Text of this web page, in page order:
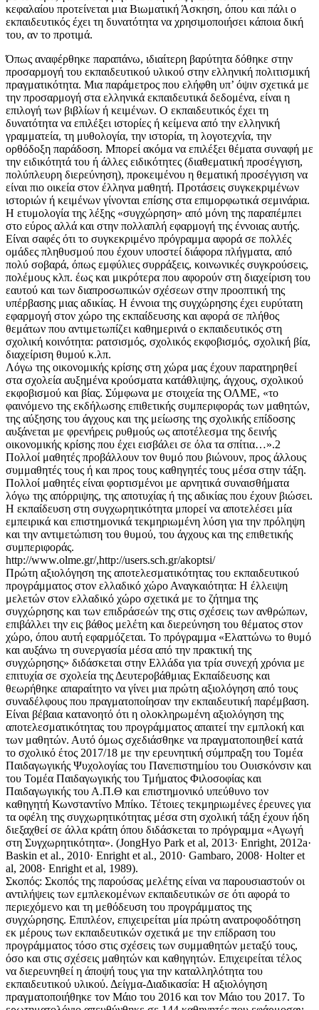
κεφαλαίου προτείνεται μια Βιωματική Άσκηση, όπου και πάλι ο
εκπαιδευτικός έχει τη δυνατότητα να χρησιμοποιήσει κάποια δική
του, αν το προτιμά.
Όπως αναφέρθηκε παραπάνω, ιδιαίτερη βαρύτητα δόθηκε στην
προσαρμογή του εκπαιδευτικού υλικού στην ελληνική πολιτισμική
πραγματικότητα. Μια παράμετρος που ελήφθη υπ’ όψιν σχετικά με
την προσαρμογή στα ελληνικά εκπαιδευτικά δεδομένα, είναι η
επιλογή των βιβλίων ή κειμένων. Ο εκπαιδευτικός έχει τη
δυνατότητα να επιλέξει ιστορίες ή κείμενα από την ελληνική
γραμματεία, τη μυθολογία, την ιστορία, τη λογοτεχνία, την
ορθόδοξη παράδοση. Μπορεί ακόμα να επιλέξει θέματα συναφή με
την ειδικότητά του ή άλλες ειδικότητες (διαθεματική προσέγγιση,
πολύπλευρη διερεύνηση), προκειμένου η θεματική προσέγγιση να
είναι πιο οικεία στον έλληνα μαθητή. Προτάσεις συγκεκριμένων
ιστοριών ή κειμένων γίνονται επίσης στα επιμορφωτικά σεμινάρια.
Η ετυμολογία της λέξης «συγχώρηση» από μόνη της παραπέμπει
στο εύρος αλλά και στην πολλαπλή εφαρμογή της έννοιας αυτής.
Είναι σαφές ότι το συγκεκριμένο πρόγραμμα αφορά σε πολλές
ομάδες πληθυσμού που έχουν υποστεί διάφορα πλήγματα, από
πολύ σοβαρά, όπως εμφύλιες συρράξεις, κοινωνικές συγκρούσεις,
πολέμους κλπ. έως και μικρότερα που αφορούν στη διαχείριση του
εαυτού και των διαπροσωπικών σχέσεων στην προοπτική της
υπέρβασης μιας αδικίας. Η έννοια της συγχώρησης έχει ευρύτατη
εφαρμογή στον χώρο της εκπαίδευσης και αφορά σε πλήθος
θεμάτων που αντιμετωπίζει καθημερινά ο εκπαιδευτικός στη
σχολική κοινότητα: ρατσισμός, σχολικός εκφοβισμός, σχολική βία,
διαχείριση θυμού κ.λπ.
Λόγω της οικονομικής κρίσης στη χώρα μας έχουν παρατηρηθεί
στα σχολεία αυξημένα κρούσματα κατάθλιψης, άγχους, σχολικού
εκφοβισμού και βίας. Σύμφωνα με στοιχεία της ΟΛΜΕ, «το
φαινόμενο της εκδήλωσης επιθετικής συμπεριφοράς των μαθητών,
της αύξησης του άγχους και της μείωσης της σχολικής επίδοσης
αυξάνεται με φρενήρεις ρυθμούς ως αποτέλεσμα της δεινής
οικονομικής κρίσης που έχει εισβάλει σε όλα τα σπίτια…».2
Πολλοί μαθητές προβάλλουν τον θυμό που βιώνουν, προς άλλους
συμμαθητές τους ή και προς τους καθηγητές τους μέσα στην τάξη.
Πολλοί μαθητές είναι φορτισμένοι με αρνητικά συναισθήματα
λόγω της απόρριψης, της αποτυχίας ή της αδικίας που έχουν βιώσει.
Η εκπαίδευση στη συγχωρητικότητα μπορεί να αποτελέσει μία
εμπειρικά και επιστημονικά τεκμηριωμένη λύση για την πρόληψη
και την αντιμετώπιση του θυμού, του άγχους και της επιθετικής
συμπεριφοράς.
http://www.olme.gr/,http://users.sch.gr/akoptsi/
Πρώτη αξιολόγηση της αποτελεσματικότητας του εκπαιδευτικού
προγράμματος στον ελλαδικό χώρο Αναγκαιότητα: Η έλλειψη
μελετών στον ελλαδικό χώρο σχετικά με το ζήτημα της
συγχώρησης και των επιδράσεών της στις σχέσεις των ανθρώπων,
επιβάλλει την εις βάθος μελέτη και διερεύνηση του θέματος στον
χώρο, όπου αυτή εφαρμόζεται. Το πρόγραμμα «Ελαττώνω το θυμό
και αυξάνω τη συνεργασία μέσα από την πρακτική της
συγχώρησης» διδάσκεται στην Ελλάδα για τρία συνεχή χρόνια με
επιτυχία σε σχολεία της Δευτεροβάθμιας Εκπαίδευσης και
θεωρήθηκε απαραίτητο να γίνει μια πρώτη αξιολόγηση από τους
συναδέλφους που πραγματοποίησαν την εκπαιδευτική παρέμβαση.
Είναι βέβαια κατανοητό ότι η ολοκληρωμένη αξιολόγηση της
αποτελεσματικότητας του προγράμματος απαιτεί την εμπλοκή και
των μαθητών. Αυτό όμως σχεδιάσθηκε να πραγματοποιηθεί κατά
το σχολικό έτος 2017/18 με την ερευνητική σύμπραξη του Τομέα
Παιδαγωγικής Ψυχολογίας του Πανεπιστημίου του Ουισκόνσιν και
του Τομέα Παιδαγωγικής του Τμήματος Φιλοσοφίας και
Παιδαγωγικής του Α.Π.Θ και επιστημονικό υπεύθυνο τον
καθηγητή Κωνσταντίνο Μπίκο. Τέτοιες τεκμηριωμένες έρευνες για
τα οφέλη της συγχωρητικότητας μέσα στη σχολική τάξη έχουν ήδη
διεξαχθεί σε άλλα κράτη όπου διδάσκεται το πρόγραμμα «Αγωγή
στη Συγχωρητικότητα». (JongHyo Park et al, 2013· Enright, 2012a·
Baskin et al., 2010· Enright et al., 2010· Gambaro, 2008· Holter et
al, 2008· Enright et al, 1989).
Σκοπός: Σκοπός της παρούσας μελέτης είναι να παρουσιαστούν οι
αντιλήψεις των εμπλεκομένων εκπαιδευτικών σε ότι αφορά το
περιεχόμενο και τη μεθόδευση του προγράμματος της
συγχώρησης. Επιπλέον, επιχειρείται μία πρώτη ανατροφοδότηση
εκ μέρους των εκπαιδευτικών σχετικά με την επίδραση του
προγράμματος τόσο στις σχέσεις των συμμαθητών μεταξύ τους,
όσο και στις σχέσεις μαθητών και καθηγητών. Επιχειρείται τέλος
να διερευνηθεί η άποψή τους για την καταλληλότητα του
εκπαιδευτικού υλικού. Δείγμα-Διαδικασία: Η αξιολόγηση
πραγματοποιήθηκε τον Μάιο του 2016 και τον Μάιο του 2017. Το